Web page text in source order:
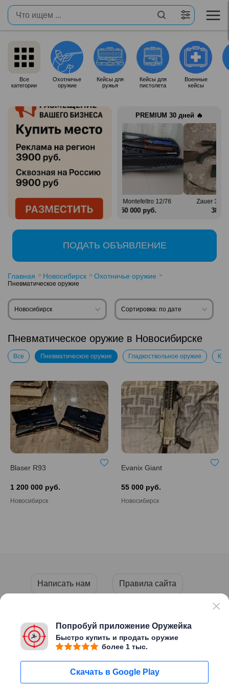
Все
категории
Охотничье
оружие
Кейсы для
ружья
Кейсы для
пистолета
Военные
кейсы
PREMIUM 30 дней 🔥
Mag Benelli Montefeltro 12/76
150 000 руб.
Zauer 303. 300 Win Mag
380 000 руб.
ПОДАТЬ ОБЪЯВЛЕНИЕ
Главная Новосибирск Охотничье оружие
Пневматическое оружие
Новосибирск Сортировка: по дате
Пневматическое оружие в Новосибирске
Все Пневматическое оружие Гладкоствольное оружие
Blaser R93
1 200 000 руб.
Новосибирск
Evanix Giant
55 000 руб.
Новосибирск
Написать нам Правила сайта
Политика конфиденциальности
Пользуясь этим сайтом Вы
Попробуй приложение Оружейка
Быстро купить и продать оружие
более 1 тыс.
Скачать в Google Play